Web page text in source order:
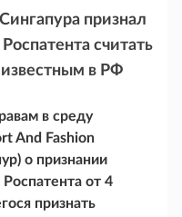
признал
считать
в РФ
в среду
And Fashion
о признании
от 4
признать